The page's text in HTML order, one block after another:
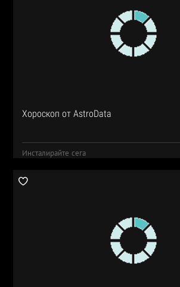
Хороскоп от AstroData
Инсталирайте сега